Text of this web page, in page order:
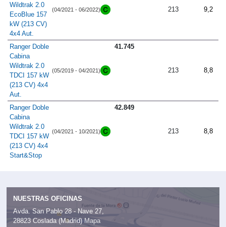
Wildtrak 2.0
EcoBlue 157
kW (213 CV)
4x4 Aut.
(04/2021 - 06/2022) 213 9,2
Ranger Doble
Cabina
Wildtrak 2.0
TDCI 157 kW
(213 CV) 4x4
Aut.
(05/2019 - 04/2021)
41.745
213 8,8
Ranger Doble
Cabina
Wildtrak 2.0
TDCI 157 kW
(213 CV) 4x4
Start&Stop
(04/2021 - 10/2021)
42.849
213 8,8
NUESTRAS OFICINAS
Avda. San Pablo 28 - Nave 27,
28823 Coslada (Madrid) Mapa